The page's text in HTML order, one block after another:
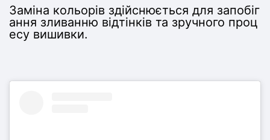
Заміна кольорів здійснюється для запобіг
ання зливанню відтінків та зручного проц
есу вишивки.